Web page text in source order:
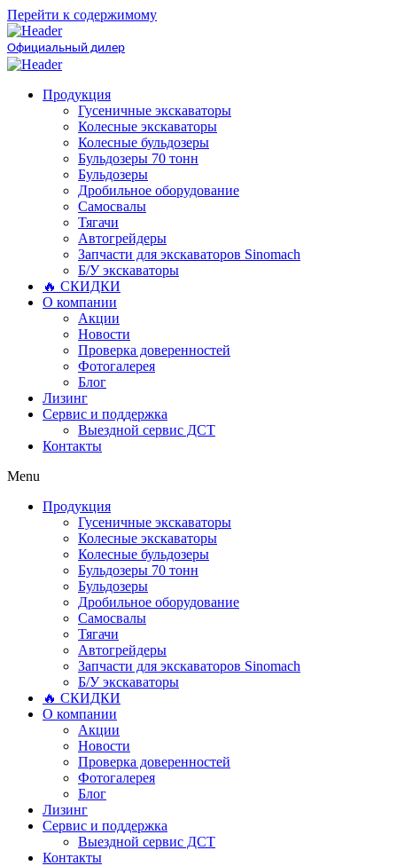
Перейти к содержимому
Официальный дилер
Продукция
Гусеничные экскаваторы
Колесные экскаваторы
Колесные бульдозеры
Бульдозеры 70 тонн
Бульдозеры
Дробильное оборудование
Самосвалы
Тягачи
Автогрейдеры
Запчасти для экскаваторов Sinomach
Б/У экскаваторы
🔥 СКИДКИ
О компании
Акции
Новости
Проверка доверенностей
Фотогалерея
Блог
Лизинг
Сервис и поддержка
Выездной сервис ДСТ
Контакты
Menu
Продукция
Гусеничные экскаваторы
Колесные экскаваторы
Колесные бульдозеры
Бульдозеры 70 тонн
Бульдозеры
Дробильное оборудование
Самосвалы
Тягачи
Автогрейдеры
Запчасти для экскаваторов Sinomach
Б/У экскаваторы
🔥 СКИДКИ
О компании
Акции
Новости
Проверка доверенностей
Фотогалерея
Блог
Лизинг
Сервис и поддержка
Выездной сервис ДСТ
Контакты